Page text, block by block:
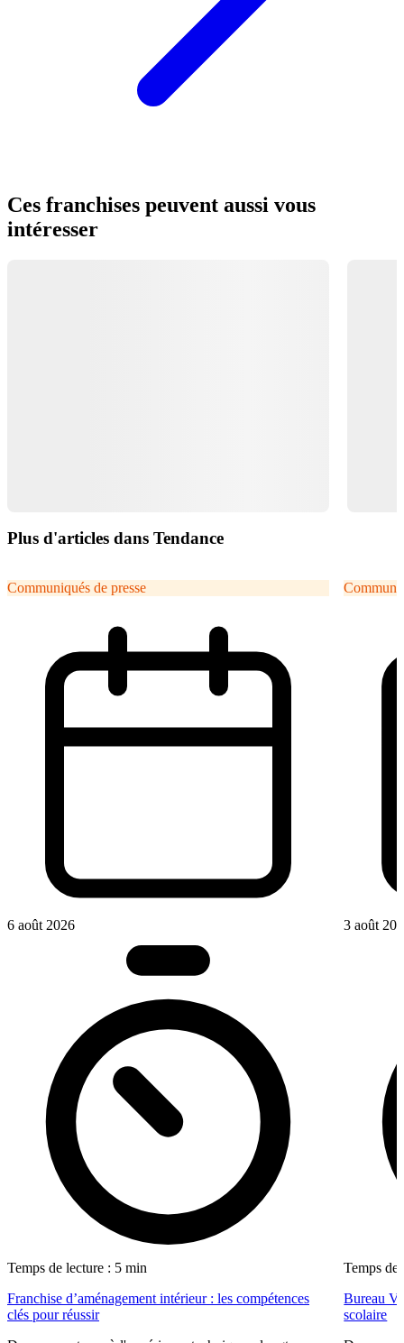
Ces franchises peuvent aussi vous
intéresser
Plus d'articles dans Tendance
Communiqués de presse
6 août 2026
Temps de lecture : 5 min
Franchise d’aménagement intérieur : les compétences
clés pour réussir
3 août
Temps de
Bureau
scolaire